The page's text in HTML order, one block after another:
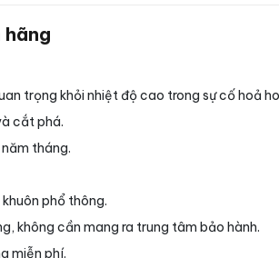
trọng khỏi nhiệt độ cao trong sự cố hoả
cắt phá.
tháng.
phổ thông.
không cần mang ra trung tâm bảo hành.
miễn phí.